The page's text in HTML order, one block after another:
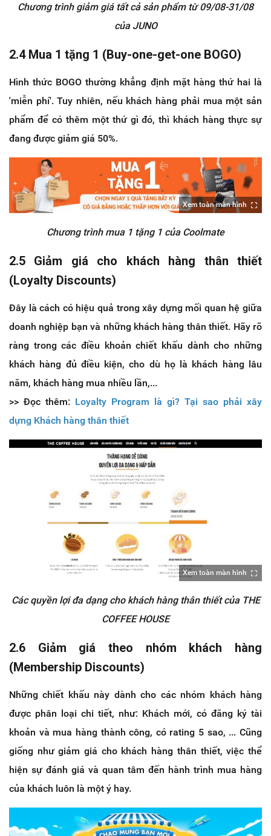
Chương trình giảm giá tất cả sản phẩm từ 09/08-31/08
của JUNO
2.4 Mua 1 tặng 1 (Buy-one-get-one BOGO)
Hình thức BOGO thường khẳng định mặt hàng thứ hai là
'miễn phí'. Tuy nhiên, nếu khách hàng phải mua một sản
phẩm để có thêm một thứ gì đó, thì khách hàng thực sự
đang được giảm giá 50%.
Xem toàn màn hình
Chương trình mua 1 tặng 1 của Coolmate
2.5 Giảm giá cho khách hàng thân thiết
(Loyalty Discounts)
Đây là cách có hiệu quả trong xây dựng mối quan hệ giữa
doanh nghiệp bạn và những khách hàng thân thiết. Hãy rõ
ràng trong các điều khoản chiết khấu dành cho những
khách hàng đủ điều kiện, cho dù họ là khách hàng lâu
năm, khách hàng mua nhiều lần,...
>> Đọc thêm: Loyalty Program là gì? Tại sao phải xây
dựng Khách hàng thân thiết
Xem toàn màn hình
Các quyền lợi đa dạng cho khách hàng thân thiết của THE
COFFEE HOUSE
2.6 Giảm giá theo nhóm khách hàng
(Membership Discounts)
Những chiết khấu này dành cho các nhóm khách hàng
được phân loại chi tiết, như: Khách mới, có đăng ký tài
khoản và mua hàng thành công, có rating 5 sao, ... Cũng
giống như giảm giá cho khách hàng thân thiết, việc thể
hiện sự đánh giá và quan tâm đến hành trình mua hàng
của khách luôn là một ý hay.